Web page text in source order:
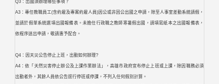
Q3：出國須辦理哪些事項？
A3：專任教職員工(含約雇及專案約雇人員)因公或非因公出國之申請，除至人事室差勤系統請假，
並請於假單系統選填出國報備表。未擔任行政職之教師寒暑假出國，請填寫紙本之出國報備表，
依程序送出申請，敬請惠予配合。
Q4：因天災公告停止上班，出勤如何辦理?
A4：依「天然災害停止辦公及上課作業辦法」，高雄市政府宣布停止上班或上課，除因職務必須
出勤者外，其餘人員依公告逕行停班或停課，不列入任何假別計算。